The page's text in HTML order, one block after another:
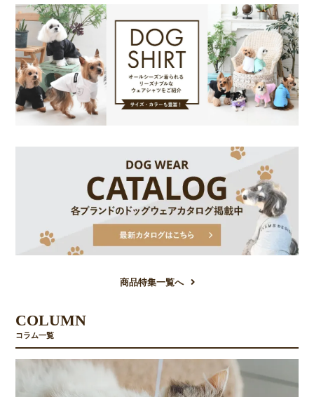
商品特集一覧へ
COLUMN
コラム一覧